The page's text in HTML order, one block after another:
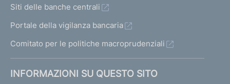
Siti delle banche centrali
Portale della vigilanza bancaria
Comitato per le politiche macroprudenziali
INFORMAZIONI SU QUESTO SITO